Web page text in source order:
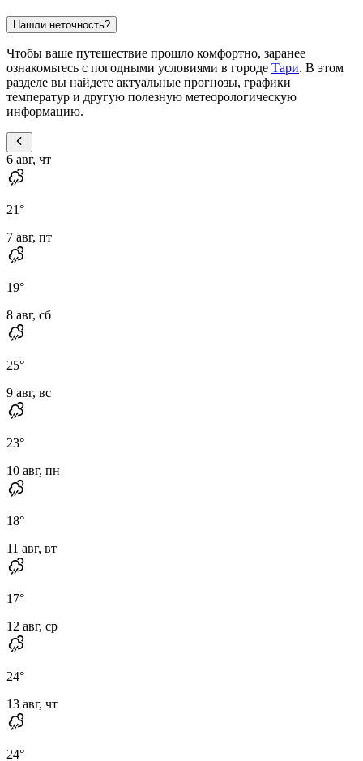
Нашли неточность?
Чтобы ваше путешествие прошло комфортно, заранее
ознакомьтесь с погодными условиями в городе Тари. В этом
разделе вы найдете актуальные прогнозы, графики
температур и другую полезную метеорологическую
информацию.
6 авг, чт
21°
7 авг, пт
19°
8 авг, сб
25°
9 авг, вс
23°
10 авг, пн
18°
11 авг, вт
17°
12 авг, ср
24°
13 авг, чт
24°